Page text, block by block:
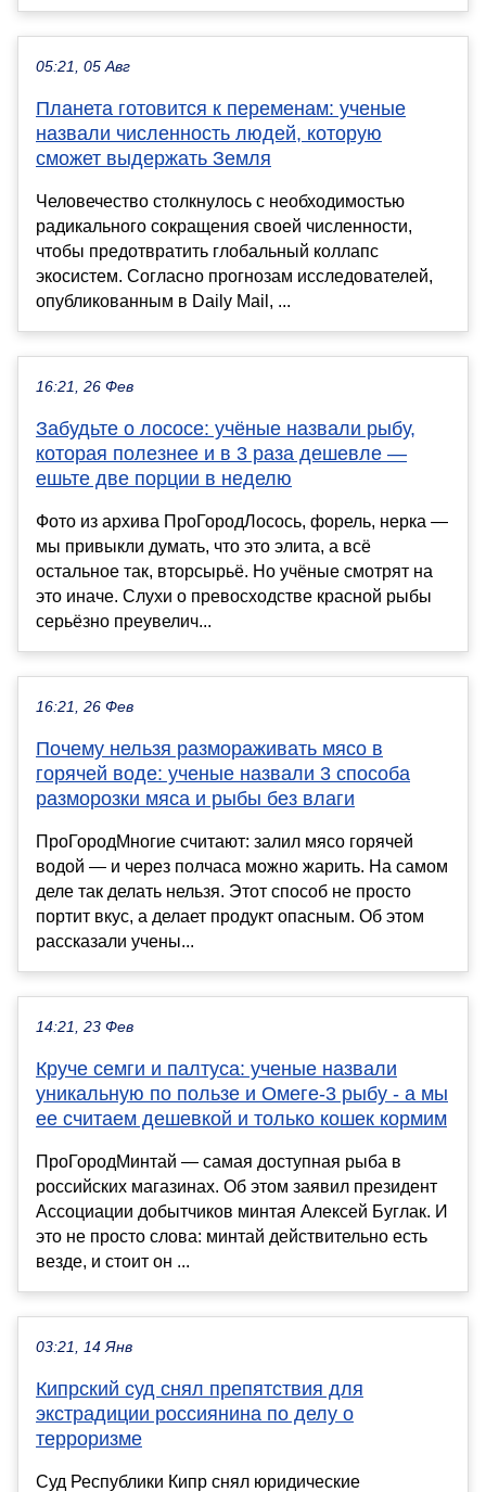
05:21, 05 Авг
Планета готовится к переменам: ученые
назвали численность людей, которую
сможет выдержать Земля
Человечество столкнулось с необходимостью
радикального сокращения своей численности,
чтобы предотвратить глобальный коллапс
экосистем. Согласно прогнозам исследователей,
опубликованным в Daily Mail, ...
16:21, 26 Фев
Забудьте о лососе: учёные назвали рыбу,
которая полезнее и в 3 раза дешевле —
ешьте две порции в неделю
Фото из архива ПроГородЛосось, форель, нерка —
мы привыкли думать, что это элита, а всё
остальное так, вторсырьё. Но учёные смотрят на
это иначе. Слухи о превосходстве красной рыбы
серьёзно преувелич...
16:21, 26 Фев
Почему нельзя размораживать мясо в
горячей воде: ученые назвали 3 способа
разморозки мяса и рыбы без влаги
ПроГородМногие считают: залил мясо горячей
водой — и через полчаса можно жарить. На самом
деле так делать нельзя. Этот способ не просто
портит вкус, а делает продукт опасным. Об этом
рассказали учены...
14:21, 23 Фев
Круче семги и палтуса: ученые назвали
уникальную по пользе и Омеге-3 рыбу - а мы
ее считаем дешевкой и только кошек кормим
ПроГородМинтай — самая доступная рыба в
российских магазинах. Об этом заявил президент
Ассоциации добытчиков минтая Алексей Буглак. И
это не просто слова: минтай действительно есть
везде, и стоит он ...
03:21, 14 Янв
Кипрский суд снял препятствия для
экстрадиции россиянина по делу о
терроризме
Суд Республики Кипр снял юридические